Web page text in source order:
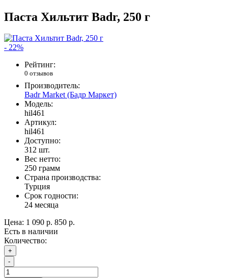
Паста Хильтит Badr, 250 г
- 22%
Рейтинг:
0 отзывов
Производитель:
Badr Market (Бадр Маркет)
Модель:
hil461
Артикул:
hil461
Доступно:
312 шт.
Вес нетто:
250 грамм
Страна производства:
Турция
Срок годности:
24 месяца
Цена: 1 090 р. 850 р.
Есть в наличии
Количество:
+
-